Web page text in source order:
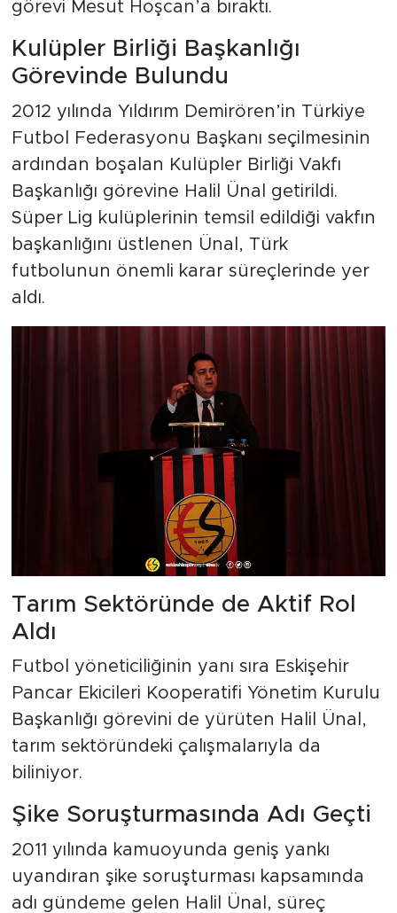
görevi Mesut Hoşcan’a bıraktı.
Kulüpler Birliği Başkanlığı
Görevinde Bulundu
2012 yılında Yıldırım Demirören’in Türkiye
Futbol Federasyonu Başkanı seçilmesinin
ardından boşalan Kulüpler Birliği Vakfı
Başkanlığı görevine Halil Ünal getirildi.
Süper Lig kulüplerinin temsil edildiği vakfın
başkanlığını üstlenen Ünal, Türk
futbolunun önemli karar süreçlerinde yer
aldı.
Tarım Sektöründe de Aktif Rol
Aldı
Futbol yöneticiliğinin yanı sıra Eskişehir
Pancar Ekicileri Kooperatifi Yönetim Kurulu
Başkanlığı görevini de yürüten Halil Ünal,
tarım sektöründeki çalışmalarıyla da
biliniyor.
Şike Soruşturmasında Adı Geçti
2011 yılında kamuoyunda geniş yankı
uyandıran şike soruşturması kapsamında
adı gündeme gelen Halil Ünal, süreç